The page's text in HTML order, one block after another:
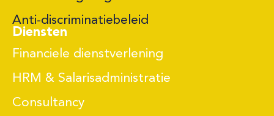
Anti-discriminatiebeleid
Diensten
Financiele dienstverlening
HRM & Salarisadministratie
Consultancy